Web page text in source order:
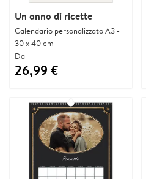
Un anno di ricette
Calendario personalizzato A3 -
30 x 40 cm
Da
26,99 €